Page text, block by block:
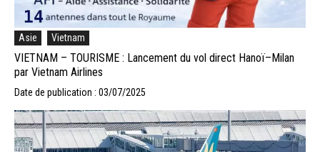
Asie Vietnam
VIETNAM – TOURISME : Lancement du vol direct Hanoï–Milan
par Vietnam Airlines
Date de publication : 03/07/2025